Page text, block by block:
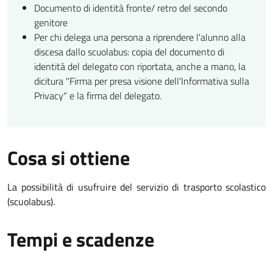
Documento di identità fronte/ retro del secondo
genitore
Per chi delega una persona a riprendere l'alunno alla
discesa dallo scuolabus: copia del documento di
identità del delegato con riportata, anche a mano, la
dicitura "Firma per presa visione dell'Informativa sulla
Privacy" e la firma del delegato.
Cosa si ottiene
La possibilità di usufruire del servizio di trasporto scolastico
(scuolabus).
Tempi e scadenze